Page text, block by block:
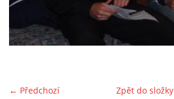
MLADŠÍ ŽÁCI
STARŠÍ PŘÍPRAVKA R 2012 + 2013
← Předchozí
Zpět do složky